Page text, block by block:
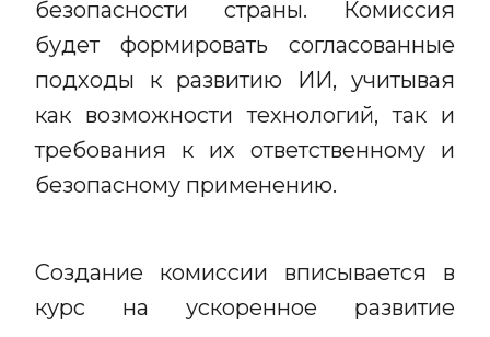
безопасности страны. Комиссия
будет формировать согласованные
подходы к развитию ИИ, учитывая
как возможности технологий, так и
требования к их ответственному и
безопасному применению.
Создание комиссии вписывается в
курс на ускоренное развитие